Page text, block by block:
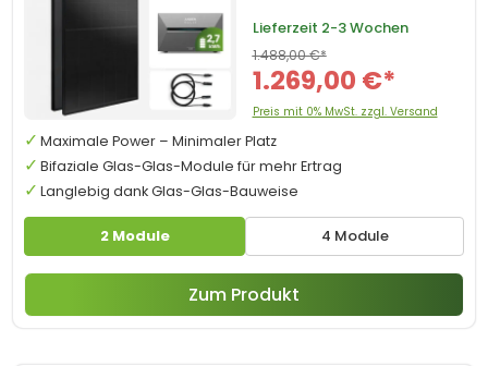
2 Module 4 Module
Lieferzeit 2-3 Wochen
1.269,00 €*
1.488,00 €*
Preis mit 0% MwSt. zzgl. Versand
Maximale Power – Minimaler Platz
Bifaziale Glas-Glas-Module für mehr Ertrag
Langlebig dank Glas-Glas-Bauweise
Zum Produkt